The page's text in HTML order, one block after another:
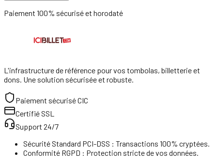
Paiement 100% sécurisé et horodaté
L'infrastructure de référence pour vos tombolas, billetterie et
dons. Une solution sécurisée et robuste.
Paiement sécurisé CIC
Certifié SSL
Support 24/7
Sécurité Standard PCI-DSS : Transactions 100% cryptées.
Conformité RGPD : Protection stricte de vos données.